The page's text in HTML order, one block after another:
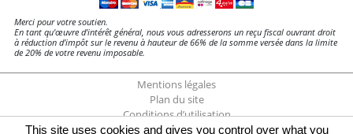
Merci pour votre soutien.
En tant qu'œuvre d'intérêt général, nous vous adresserons un reçu fiscal ouvrant droit
à réduction d'impôt sur le revenu à hauteur de 66% de la somme versée dans la limite
de 20% de votre revenu imposable.
Mentions légales
Plan du site
Conditions d’utilisation
Gestion des cookies
This site uses cookies and gives you control over what you